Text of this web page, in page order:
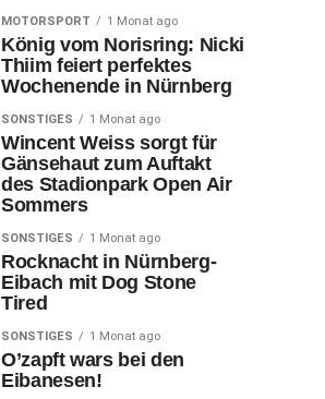
MOTORSPORT 1 Monat ago
König vom Norisring: Nicki
Thiim feiert perfektes
Wochenende in Nürnberg
SONSTIGES 1 Monat ago
Wincent Weiss sorgt für
Gänsehaut zum Auftakt
des Stadionpark Open Air
Sommers
SONSTIGES 1 Monat ago
Rocknacht in Nürnberg-
Eibach mit Dog Stone
Tired
SONSTIGES 1 Monat ago
O’zapft wars bei den
Eibanesen!